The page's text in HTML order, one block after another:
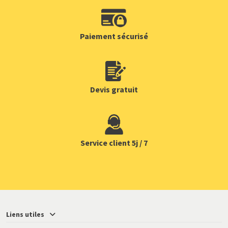
Paiement sécurisé
Devis gratuit
Service client 5j / 7
Liens utiles